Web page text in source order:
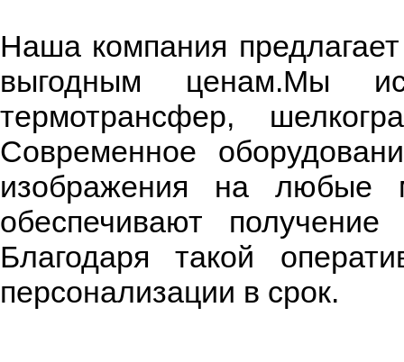
Наша компания
выгодным ценам.Мы
термотрансфер,
Современное
изображения на любые
обеспечивают
Благодаря такой
персонализации в срок.